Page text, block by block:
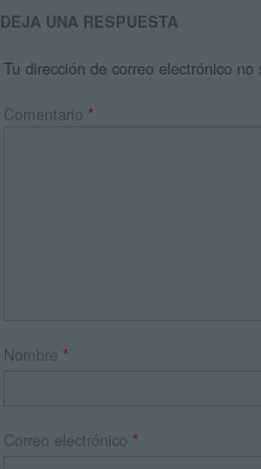
DEJA UNA RESPUESTA
Tu dirección de correo electrónico no
Comentario *
Nombre *
Correo electrónico *